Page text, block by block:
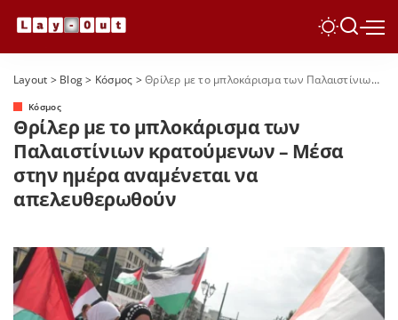
Layout > Blog> Κόσμος >Θρίλερ με το μπλοκάρισμα των Παλαιστίνιων κρατούμενων – Μέσα στην ημέρα αναμένεται να απελευθερωθούν
Κόσμος
Θρίλερ με το μπλοκάρισμα των
Παλαιστίνιων κρατούμενων – Μέσα
στην ημέρα αναμένεται να
απελευθερωθούν